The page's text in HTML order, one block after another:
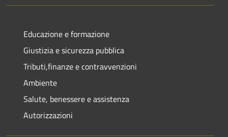
Educazione e formazione
Giustizia e sicurezza pubblica
Tributi,finanze e contravvenzioni
Ambiente
Salute, benessere e assistenza
Autorizzazioni